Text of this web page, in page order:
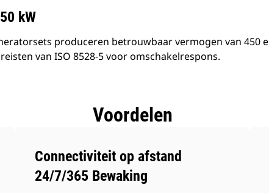
kW
produceren betrouwbaar vermogen van 450
van ISO 8528-5 voor omschakelrespons.
Voordelen
Connectiviteit op afstand
24/7/365 Bewaking